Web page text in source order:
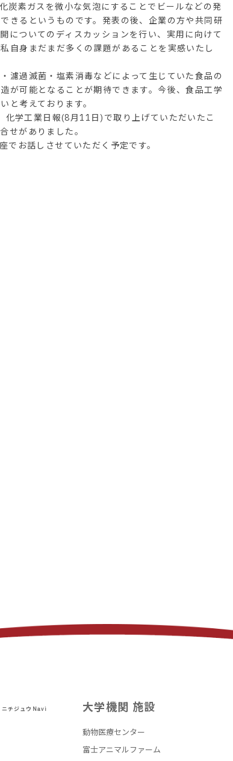
素ガスを微小な気泡にすることでビールなどの発
きるというものです。発表の後、企業の方や共同研
についてのディスカッションを行い、実用に向けて
自身まだまだ多くの課題があることを実感いたし
濾過滅菌・塩素消毒などによって生じていた食品の
が可能となることが期待できます。今後、食品工学
と考えております。
学工業日報(8月11日)で取り上げていただいたこ
せがありました。
お話しさせていただく予定です。
ニチジュウNavi 大学機関 施設
動物医療センター
富士アニマルファーム